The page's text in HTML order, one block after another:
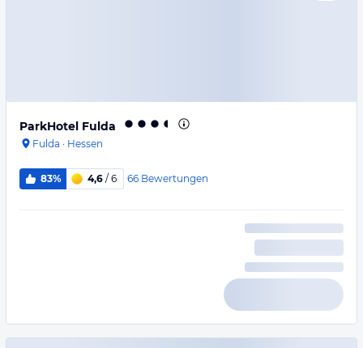
ParkHotel Fulda
Fulda · Hessen
83% 4,6 / 6 66 Bewertungen